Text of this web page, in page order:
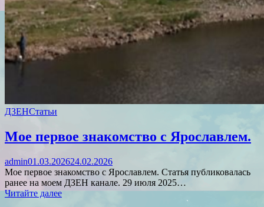
ДЗЕНСтатьи
Мое первое знакомство с Ярославлем.
admin01.03.202624.02.2026
Мое первое знакомство с Ярославлем. Статья публиковалась
ранее на моем ДЗЕН канале. 29 июля 2025…
Читайте далее